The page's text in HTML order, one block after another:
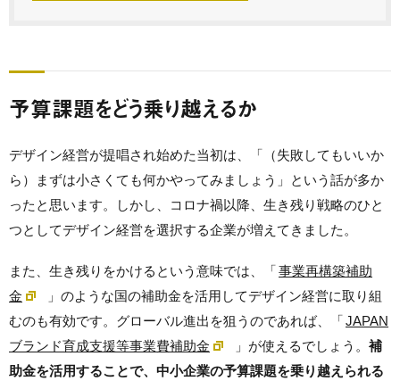
予算課題をどう乗り越えるか
デザイン経営が提唱され始めた当初は、「（失敗してもいいか
ら）まずは小さくても何かやってみましょう」という話が多か
ったと思います。しかし、コロナ禍以降、生き残り戦略のひと
つとしてデザイン経営を選択する企業が増えてきました。
また、生き残りをかけるという意味では、「事業再構築補助
金
」のような国の補助金を活用してデザイン経営に取り組
むのも有効です。グローバル進出を狙うのであれば、「JAPAN
ブランド育成支援等事業費補助金
」が使えるでしょう。 補
助金を活用することで、中小企業の予算課題を乗り越えられる